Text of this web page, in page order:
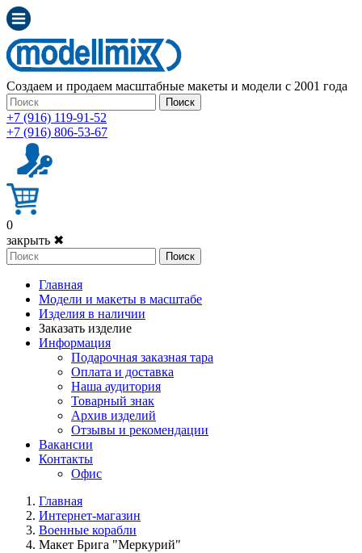
Создаем и продаем масштабные макеты и модели с 2001 года
Поиск
+7 (916) 119-91-52
+7 (916) 806-53-67
0
закрыть ✖
Поиск
Главная
Модели и макеты в масштабе
Изделия в наличии
Заказать изделие
Информация
Подарочная заказная тара
Оплата и доставка
Наша аудитория
Товарный знак
Архив изделий
Отзывы и рекомендации
Вакансии
Контакты
Офис
Главная
Интернет-магазин
Военные корабли
Макет Брига "Меркурий"